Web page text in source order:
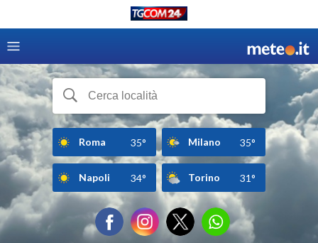
Roma 35° Milano 35°
Napoli 34° Torino 31°